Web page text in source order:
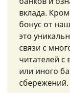
вклада.
бонус от
это
связи с
читателей с
или иного
сбережений.